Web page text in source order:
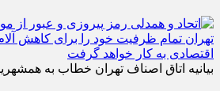
بیانیه اتاق اصناف تهران خطاب به